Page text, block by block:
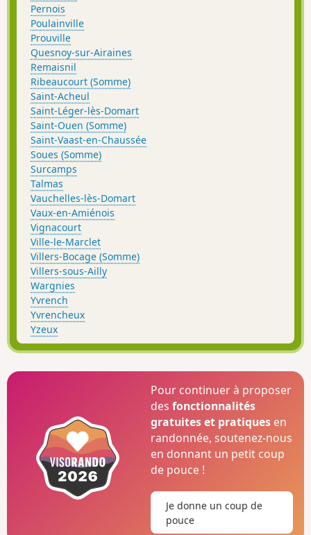
Pernois
Poulainville
Prouville
Quesnoy-sur-Airaines
Remaisnil
Ribeaucourt (Somme)
Saint-Acheul
Saint-Léger-lès-Domart
Saint-Ouen (Somme)
Saint-Vaast-en-Chaussée
Soues (Somme)
Surcamps
Talmas
Vauchelles-lès-Domart
Vaux-en-Amiénois
Vignacourt
Ville-le-Marclet
Villers-Bocage (Somme)
Villers-sous-Ailly
Wargnies
Yvrench
Yvrencheux
Yzeux
Pour continuer à proposer
desfonctionnalités
gratuites et pratiques en
randonnée, soutenez-nous
en donnant un petit coup
de pouce !
Je donne un coup de
pouce